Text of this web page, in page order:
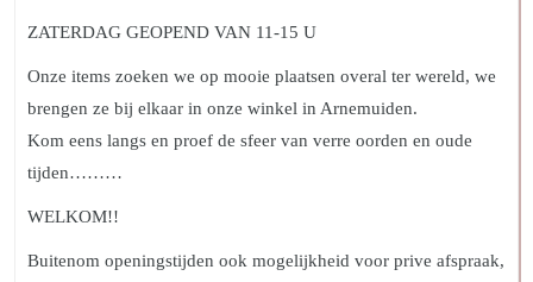
ZATERDAG GEOPEND VAN 11-15 U
Onze items zoeken we op mooie plaatsen overal ter wereld, we
brengen ze bij elkaar in onze winkel in Arnemuiden.
Kom eens langs en proef de sfeer van verre oorden en oude
tijden………
WELKOM!!
Buitenom openingstijden ook mogelijkheid voor prive afspraak,